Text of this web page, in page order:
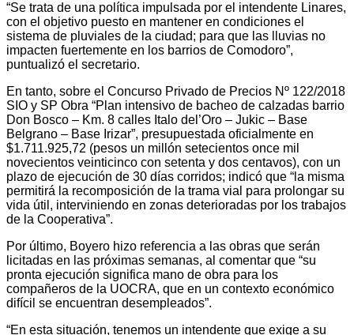
“Se trata de una política impulsada por el intendente Linares,
con el objetivo puesto en mantener en condiciones el
sistema de pluviales de la ciudad; para que las lluvias no
impacten fuertemente en los barrios de Comodoro”,
puntualizó el secretario.
En tanto, sobre el Concurso Privado de Precios Nº 122/2018
SIO y SP Obra “Plan intensivo de bacheo de calzadas barrio
Don Bosco – Km. 8 calles Italo del’Oro – Jukic – Base
Belgrano – Base Irizar”, presupuestada oficialmente en
$1.711.925,72 (pesos un millón setecientos once mil
novecientos veinticinco con setenta y dos centavos), con un
plazo de ejecución de 30 días corridos; indicó que “la misma
permitirá la recomposición de la trama vial para prolongar su
vida útil, interviniendo en zonas deterioradas por los trabajos
de la Cooperativa”.
Por último, Boyero hizo referencia a las obras que serán
licitadas en las próximas semanas, al comentar que “su
pronta ejecución significa mano de obra para los
compañeros de la UOCRA, que en un contexto económico
difícil se encuentran desempleados”.
“En esta situación, tenemos un intendente que exige a su